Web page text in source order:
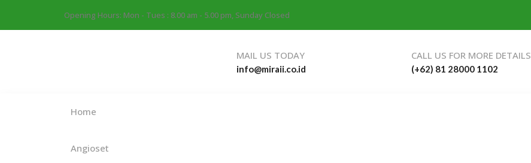
Opening Hours: Mon - Tues : 8.00 am - 5.00 pm, Sunday Closed
MAIL US TODAY
info@miraii.co.id
CALL US FOR MORE DETAILS
(+62) 81 28000 1102
Home
Angioset